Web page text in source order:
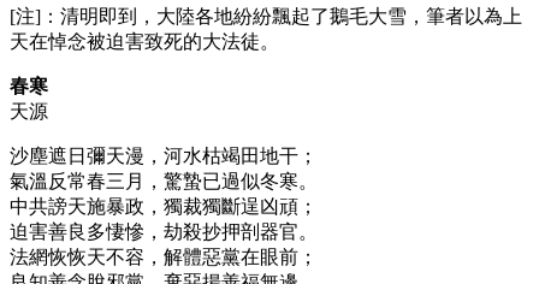
[注]：清明即到，大陸各地紛紛飄起了鵝毛大雪，筆者以為上
天在悼念被迫害致死的大法徒。
春寒
天源
沙塵遮日彌天漫，河水枯竭田地干；
氣溫反常春三月，驚蟄已過似冬寒。
中共謗天施暴政，獨裁獨斷逞凶頑；
迫害善良多悽慘，劫殺抄押剖器官。
法網恢恢天不容，解體惡黨在眼前；